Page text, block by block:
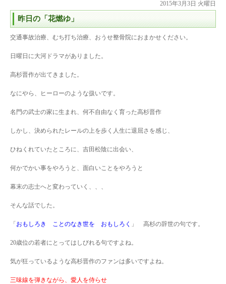
2015年3月3日 火曜日
昨日の「花燃ゆ」
交通事故治療、むち打ち治療、おうせ整骨院におまかせください。
日曜日に大河ドラマがありました。
高杉晋作が出てきました。
なにやら、ヒーローのような扱いです。
名門の武士の家に生まれ、何不自由なく育った高杉晋作
しかし、決められたレールの上を歩く人生に退屈さを感じ、
ひねくれていたところに、吉田松陰に出会い、
何かでかい事をやろうと、面白いことをやろうと
幕末の志士へと変わっていく、、、
そんな話でした。
「おもしろき ことのなき世を おもしろく 」 高杉の辞世の句です。
20歳位の若者にとってはしびれる句ですよね。
気が狂っているような高杉晋作のファンは多いですよね。
三味線を弾きながら、愛人を侍らせ